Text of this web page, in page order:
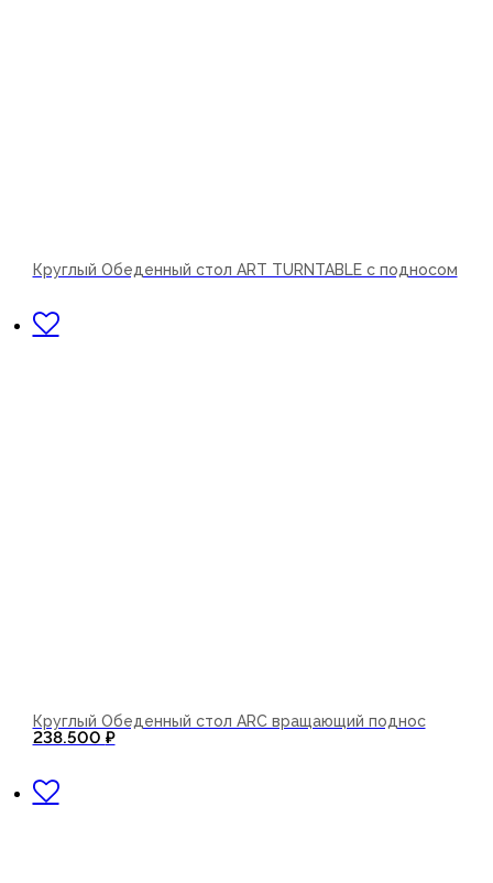
Круглый Обеденный стол ART TURNTABLE с подносом
Круглый Обеденный стол ARC вращающий поднос
238.500 ₽